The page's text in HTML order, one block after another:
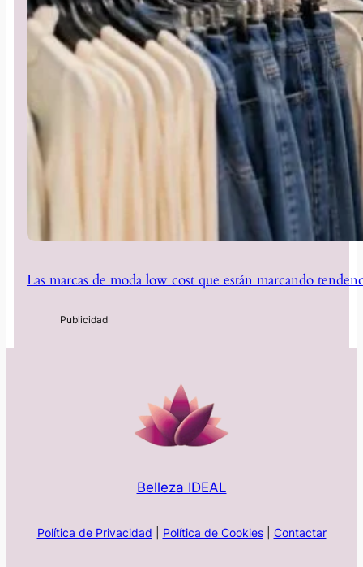
Las marcas de moda low cost que están marcando
Belleza IDEAL
Política de Privacidad Política de Cookies| Contactar